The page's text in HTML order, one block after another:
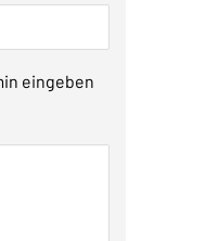
eingeben